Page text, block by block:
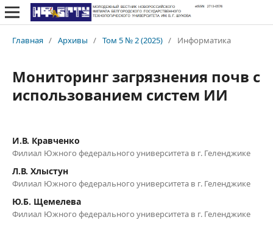
Главная / Архивы / Том 5 № 2 (2025) / Информатика
Мониторинг загрязнения почв с
использованием систем ИИ
И.В. Кравченко
Филиал Южного федерального университета в г. Геленджике
Л.В. Хлыстун
Филиал Южного федерального университета в г. Геленджике
Ю.Б. Щемелева
Филиал Южного федерального университета в г. Геленджике